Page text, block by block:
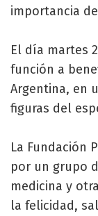
importancia
El día martes
función a
Argentina, en
figuras del
La Fundación
por un grupo
medicina y
la felicidad,